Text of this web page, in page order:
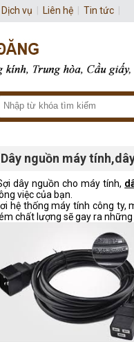
Dây nguồn máy
dây nguồn cho máy tính,
việc của bạn.
hệ thống máy tính công ty,
chất lượng sẽ gay ra
Dịch vụ Liên hệ Tin tức